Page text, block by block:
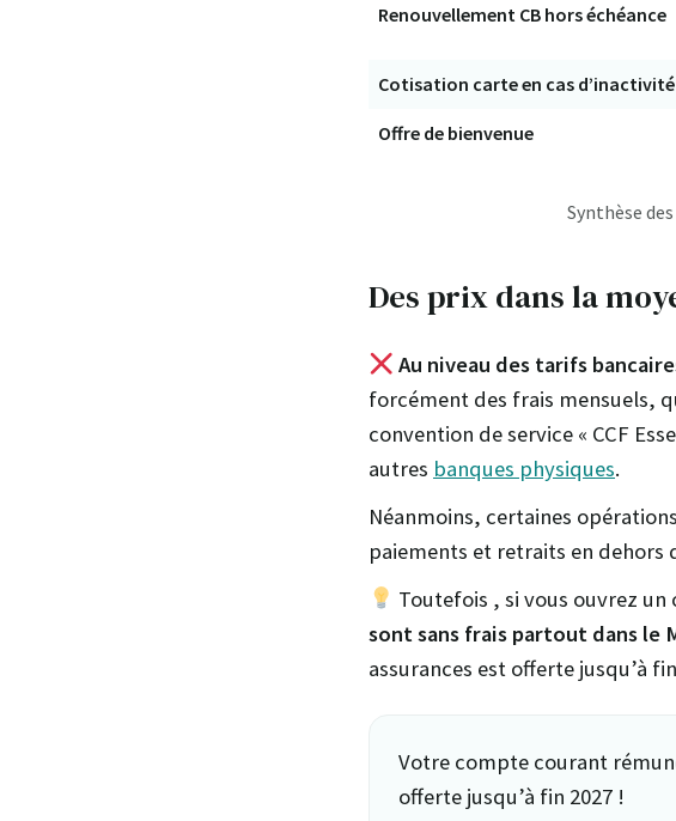
Renouvellement CB hors échéance
Cotisation carte en cas d’inactivité
Offre de bienvenue
Synthèse
Des prix dans la
Au niveau des tarifs
forcément des frais mensuels,
convention de service « CCF
autres banques physiques.
Néanmoins, certaines
paiements et retraits en dehors
Toutefois , si vous ouvrez
sont sans frais partout dans le
assurances est offerte jusqu’à
Votre compte courant
offerte jusqu’à fin 2027 !